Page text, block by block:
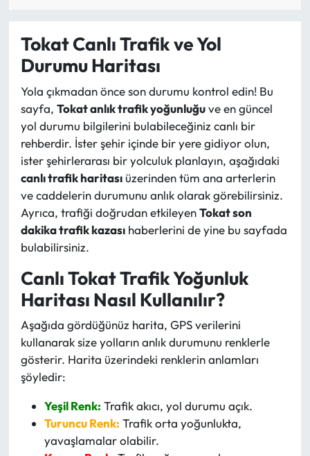
Tokat Canlı Trafik ve Yol
Durumu Haritası
Yola çıkmadan önce son durumu kontrol edin! Bu
sayfa, Tokat anlık trafik yoğunluğuve en güncel
yol durumu bilgilerini bulabileceğiniz canlı bir
rehberdir. İster şehir içinde bir yere gidiyor olun,
ister şehirlerarası bir yolculuk planlayın, aşağıdaki
canlı trafik haritasıüzerinden tüm ana arterlerin
ve caddelerin durumunu anlık olarak görebilirsiniz.
Ayrıca, trafiği doğrudan etkileyenTokat son
dakika trafik kazasıhaberlerini de yine bu sayfada
bulabilirsiniz.
Canlı Tokat Trafik Yoğunluk
Haritası Nasıl Kullanılır?
Aşağıda gördüğünüz harita, GPS verilerini
kullanarak size yolların anlık durumunu renklerle
gösterir. Harita üzerindeki renklerin anlamları
şöyledir:
Yeşil Renk: Trafik akıcı, yol durumu açık.
Turuncu Renk: Trafik orta yoğunlukta,
yavaşlamalar olabilir.
Yayla Haber
Yemek Tarifleri
Yerel Haberler